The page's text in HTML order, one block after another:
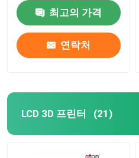
최고의 가격
연락처
LCD 3D 프린터 (21)